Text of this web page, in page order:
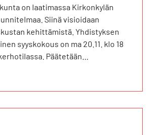
on laatimassa Kirkonkylän
Siinä visioidaan
kehittämistä. Yhdistyksen
syyskokous on ma 20.11. klo 18
Päätetään…